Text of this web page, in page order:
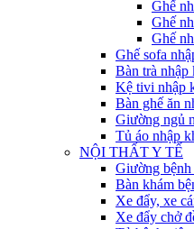
Ghế
Ghế
Ghế
Ghế sofa
Bàn trà nhập
Kệ tivi nhập
Bàn ghế ăn
Giường ngủ
Tủ áo nhập
NỘI THẤT Y TẾ
Giường bệnh
Bàn khám
Xe đẩy, xe
Xe đẩy chở